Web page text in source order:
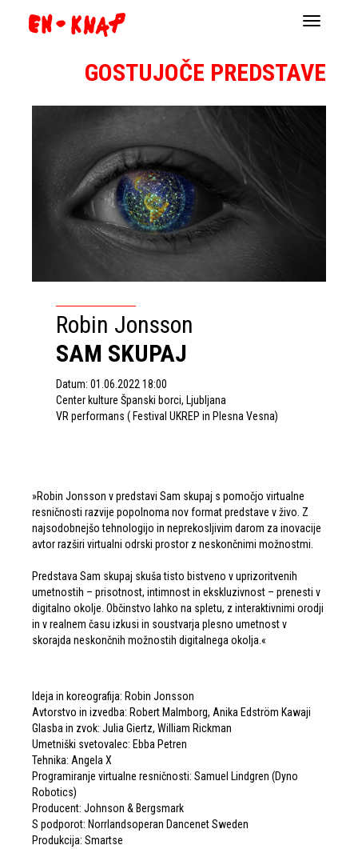
GOSTUJOČE PREDSTAVE
Robin Jonsson
SAM SKUPAJ
Datum: 01.06.2022 18:00
Center kulture Španski borci, Ljubljana
VR performans ( Festival UKREP in Plesna Vesna)
»Robin Jonsson v predstavi Sam skupaj s pomočjo virtualne
resničnosti razvije popolnoma nov format predstave v živo. Z
najsodobnejšo tehnologijo in neprekosljivim darom za inovacije
avtor razširi virtualni odrski prostor z neskončnimi možnostmi.
Predstava Sam skupaj skuša tisto bistveno v uprizoritvenih
umetnostih – prisotnost, intimnost in ekskluzivnost – prenesti v
digitalno okolje. Občinstvo lahko na spletu, z interaktivnimi orodji
in v realnem času izkusi in soustvarja plesno umetnost v
skorajda neskončnih možnostih digitalnega okolja.«
Ideja in koreografija: Robin Jonsson
Avtorstvo in izvedba: Robert Malmborg, Anika Edström Kawaji
Glasba in zvok: Julia Giertz, William Rickman
Umetniški svetovalec: Ebba Petren
Tehnika: Angela X
Programiranje virtualne resničnosti: Samuel Lindgren (Dyno
Robotics)
Producent: Johnson & Bergsmark
S podporot: Norrlandsoperan Dancenet Sweden
Produkcija: Smartse